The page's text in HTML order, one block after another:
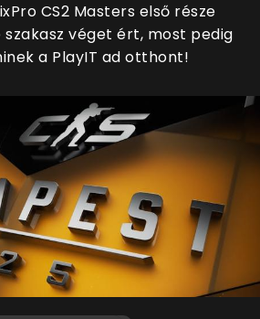
CS2 Masters első része
szakasz véget ért, most pedig
a PlayIT ad otthont!